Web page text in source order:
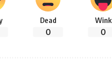
Dead
0
Wink
0